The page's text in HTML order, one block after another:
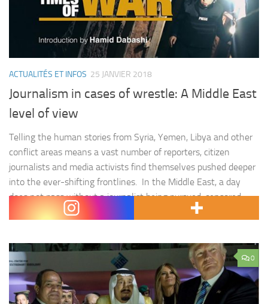
ACTUALITÉS ET INFOS 25 JANVIER 2018
Journalism in cases of wrestle: A Middle East
level of view
Telling the human stories from Syria, Yemen, Libya and other
conflict areas means a vast number of reporters, citizen
journalists and media activists find themselves pushed deeper
into the ever-shifting frontlines. In the Middle East, a day
does not pass without a journalist being pursued, censored,
harassed, kidnapped, imprisoned or even killed. Last year, at…
0